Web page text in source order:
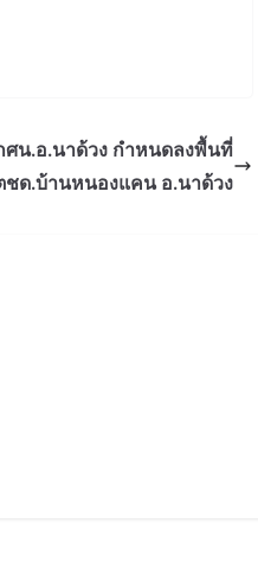
ชด.บ้านหนองแคน อ.นาด้วง